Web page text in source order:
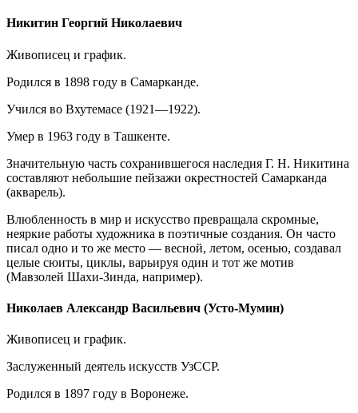
Никитин Георгий Николаевич
Живописец и график.
Родился в 1898 году в Самарканде.
Учился во Вхутемасе (1921—1922).
Умер в 1963 году в Ташкенте.
Значительную часть сохранившегося наследия Г. Н. Никитина
составляют небольшие пейзажи окрестностей Самарканда
(акварель).
Влюбленность в мир и искусство превращала скромные,
неяркие работы художника в поэтичные создания. Он часто
писал одно и то же место — весной, летом, осенью, создавал
целые сюиты, циклы, варьируя один и тот же мотив
(Мавзолей Шахи-Зинда, например).
Николаев Александр Васильевич (Усто-Мумин)
Живописец и график.
Заслуженный деятель искусств УзССР.
Родился в 1897 году в Воронеже.